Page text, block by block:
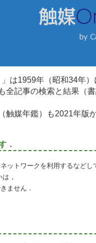
は1959年（昭和34年
全記事の検索と結果（
触媒年鑑）も2021年
．
ットワークを利用するなど
，
ません．